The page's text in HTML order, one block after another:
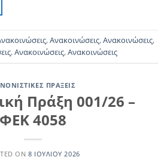
,Ανακοινώσεις,Ανακοινώσεις,
,Ανακοινώσεις,Ανακοινώσεις
ΠΡΆΞΕΙΣ
Πράξη 001/26 –
ΦΕΚ 4058
ON 8 ΙΟΥΛΊΟΥ 2026